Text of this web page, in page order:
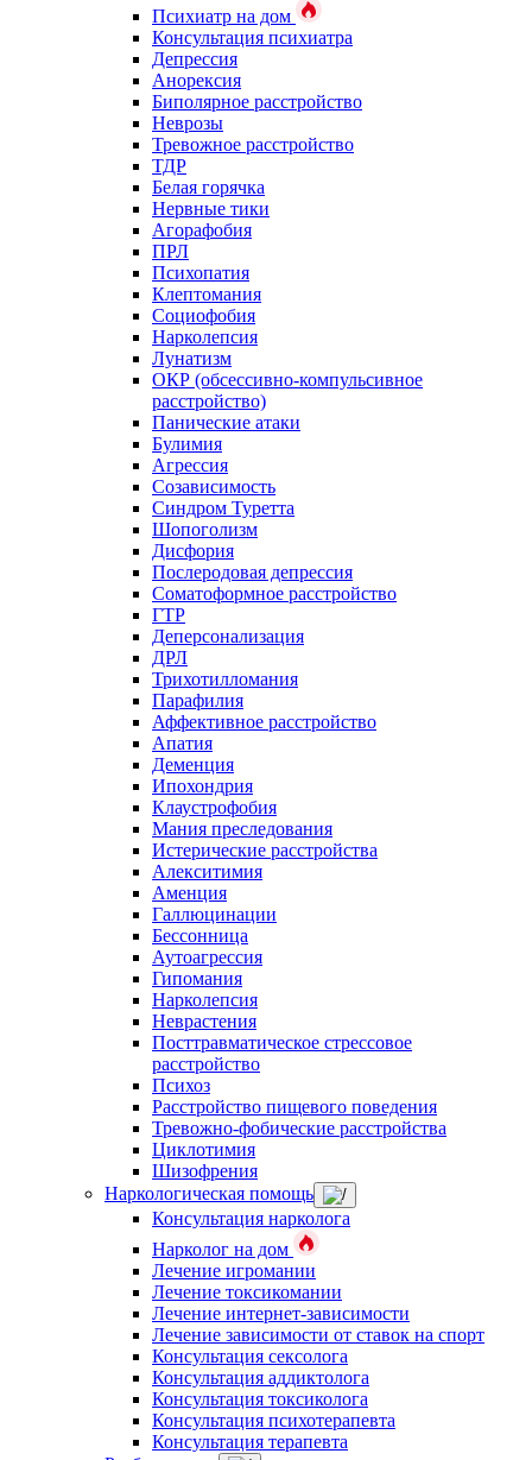
Психиатр на дом
Консультация психиатра
Депрессия
Анорексия
Биполярное расстройство
Неврозы
Тревожное расстройство
ТДР
Белая горячка
Нервные тики
Агорафобия
ПРЛ
Психопатия
Клептомания
Социофобия
Нарколепсия
Лунатизм
ОКР (обсессивно-компульсивное
расстройство)
Панические атаки
Булимия
Агрессия
Созависимость
Синдром Туретта
Шопоголизм
Дисфория
Послеродовая депрессия
Соматоформное расстройство
ГТР
Деперсонализация
ДРЛ
Трихотилломания
Парафилия
Аффективное расстройство
Апатия
Деменция
Ипохондрия
Клаустрофобия
Мания преследования
Истерические расстройства
Алекситимия
Аменция
Галлюцинации
Бессонница
Аутоагрессия
Гипомания
Нарколепсия
Неврастения
Посттравматическое стрессовое
расстройство
Психоз
Расстройство пищевого поведения
Тревожно-фобические расстройства
Циклотимия
Шизофрения
Наркологическая помощь
Консультация нарколога
Нарколог на дом
Лечение игромании
Лечение токсикомании
Лечение интернет-зависимости
Лечение зависимости от ставок на спорт
Консультация сексолога
Консультация аддиктолога
Консультация токсиколога
Консультация психотерапевта
Консультация терапевта